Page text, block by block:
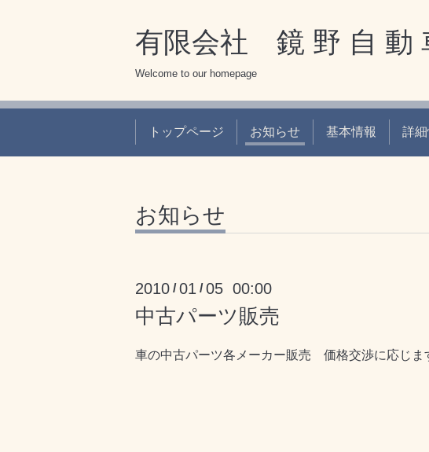
有限会社 鏡 野 自 動
Welcome to our homepage
トップページ お知らせ 基本情報 詳
お知らせ
2010 /01 /05 00:00
中古パーツ販売
車の中古パーツ各メーカー販売 価格交渉に応じま